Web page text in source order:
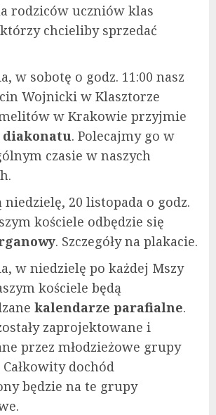
rodziców uczniów klas
chcieliby sprzedać
w sobotę o godz. 11:00 nasz
Wojnicki w Klasztorze
w Krakowie przyjmie
diakonatu. Polecajmy go w
czasie w naszych
niedzielę, 20 listopada o godz.
kościele odbędzie się
. Szczegóły na plakacie.
w niedzielę po każdej Mszy
kościele będą
kalendarze parafialne.
zaprojektowane i
przez młodzieżowe grupy
dochód
będzie na te grupy